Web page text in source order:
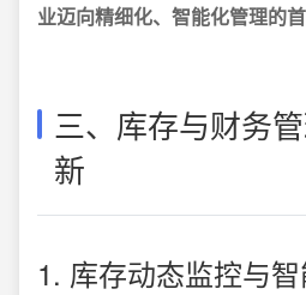
业迈向精细化、智能化管理的首
三、库存与财务
新
1. 库存动态监控与